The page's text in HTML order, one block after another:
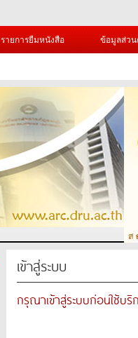
รายการยืมหนังสือ ข้อมูลส่ว
เข้าสู่ระบบ
กรุณาเข้าสู่ระบบก่อนใช้บริ